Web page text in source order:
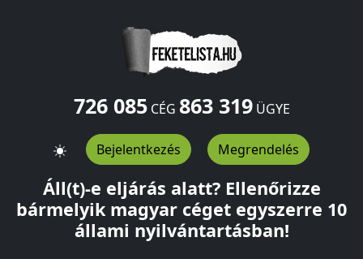
726 085CÉG 863 319ÜGYE
Bejelentkezés Megrendelés
Áll(t)-e eljárás alatt? Ellenőrizze
bármelyik magyar céget egyszerre 10
állami nyilvántartásban!